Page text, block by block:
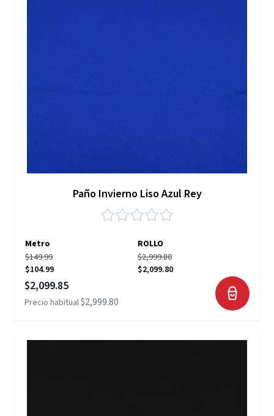
Paño Invierno Liso Azul Rey
Metro
ROLLO
$149.99
$104.99
$2,999.80
$2,099.80
Precio especial
$2,099.85
Precio habitual$2,999.80